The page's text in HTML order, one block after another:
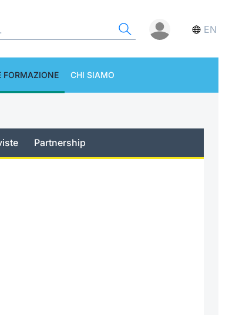
EN
FORMAZIONE CHI SIAMO
Partnership